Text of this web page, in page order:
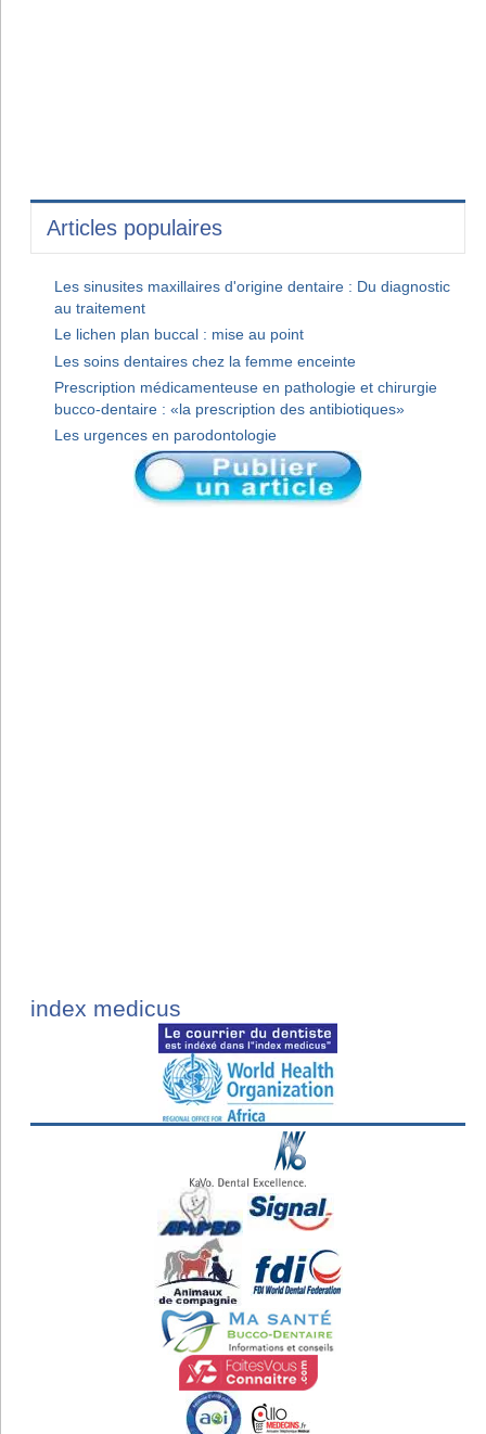
Articles populaires
Les sinusites maxillaires d'origine dentaire : Du diagnostic
au traitement
Le lichen plan buccal : mise au point
Les soins dentaires chez la femme enceinte
Prescription médicamenteuse en pathologie et chirurgie
bucco-dentaire : «la prescription des antibiotiques»
Les urgences en parodontologie
index medicus